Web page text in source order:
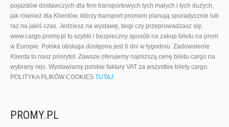
pojazdów dostawczych dla firm transportowych tych małych i tych dużych,
jak również dla Klientów, którzy transport promem planują sporadycznie lub
raz na jakiś czas. Jedziesz na wystawę, targi czy przeprowadzasz się,
www.cargo.promy.pl to szybki i bezpieczny sposób na zakup biletu na prom
w Europie. Polska obsługa dostępna jest 6 dni w tygodniu. Zadowolenie
Klienta to nasz priorytet. Zawsze oferujemy najniższą cenę biletu cargo na
wybrany rejs. Wystawiamy polskie faktury VAT za wszystkie bilety cargo.
POLITYKA PLIKÓW COOKIES TUTAJ
PROMY.PL